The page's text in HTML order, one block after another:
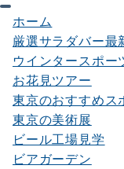
ホーム
厳選サラダバー最
ウインタースポー
お花見ツアー
東京のおすすめス
東京の美術展
ビール工場見学
ビアガーデン